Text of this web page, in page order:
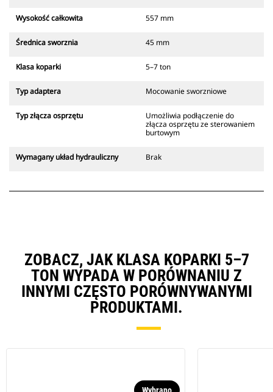
Wysokość całkowita 557 mm
Średnica sworznia 45 mm
Klasa koparki 5–7 ton
Typ adaptera Mocowanie sworzniowe
Typ złącza osprzętu
Umożliwia podłączenie do
złącza osprzętu ze sterowaniem
burtowym
Wymagany układ hydrauliczny Brak
ZOBACZ, JAK KLASA KOPARKI 5–7
TON WYPADA W PORÓWNANIU Z
INNYMI CZĘSTO PORÓWNYWANYMI
PRODUKTAMI.